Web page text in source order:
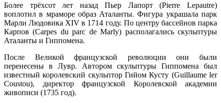
Более трёхсот лет назад Пьер Лапорт (Pierre Lepautre)
воплотил в мраморе образ Аталанты. Фигура украшала парк
Марли Людовика XIV в 1714 году. По центру бассейнов парка
Карпов (Carpes du parc de Marly) располагались скульптуры
Аталанты и Гиппомена.
После Великой французской революции они были
перенесены в Лувр. Автором скульптуры Гиппомена был
известный королевский скульптор Гийом Кусту (Guillaume ler
Coustou), директор французской Королевской академии
живописи (1735 год).